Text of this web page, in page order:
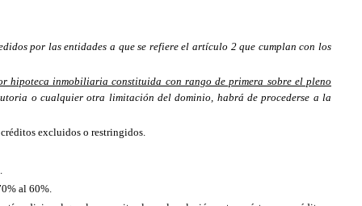
por las entidades a que se refiere el artículo 2 que cumplan con los
hipoteca inmobiliaria constituida con rango de primera sobre el pleno
o cualquier otra limitación del dominio, habrá de procederse a la
excluidos o restringidos.
.
al 60%.